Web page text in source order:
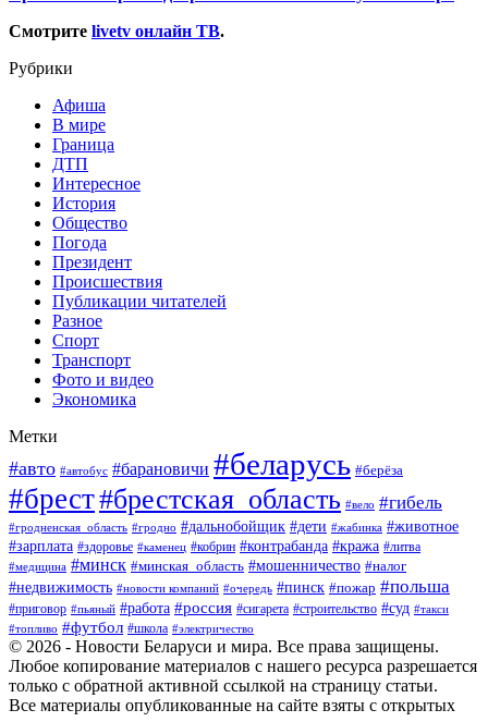
Смотрите livetv онлайн ТВ.
Рубрики
Афиша
В мире
Граница
ДТП
Интересное
История
Общество
Погода
Президент
Происшествия
Публикации читателей
Разное
Спорт
Транспорт
Фото и видео
Экономика
Метки
#авто #автобус #барановичи #беларусь #берёза
#брест#брестская_область #вело #гибель
#гродненская_область #гродно #дальнобойщик #дети #жабинка #животное
#зарплата #здоровье #каменец #кобрин #контрабанда #кража #литва
#медицина #минск #минская_область #мошенничество #налог
#недвижимость #новости компаний #очередь #пинск #пожар #польша
#приговор #пьяный #работа #россия #сигарета #строительство #суд #такси
#топливо #футбол #школа #электричество
© 2026 - Новости Беларуси и мира. Все права защищены.
Любое копирование материалов с нашего ресурса разрешается
только с обратной активной ссылкой на страницу статьи.
Все материалы опубликованные на сайте взяты с открытых